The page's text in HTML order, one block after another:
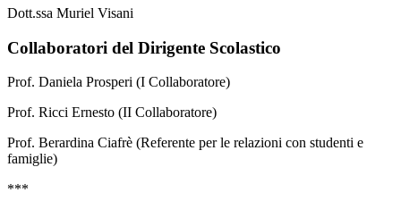
Dott.ssa Muriel Visani
Collaboratori del Dirigente Scolastico
Prof. Daniela Prosperi (I Collaboratore)
Prof. Ricci Ernesto (II Collaboratore)
Prof. Berardina Ciafrè (Referente per le relazioni con studenti e
famiglie)
***